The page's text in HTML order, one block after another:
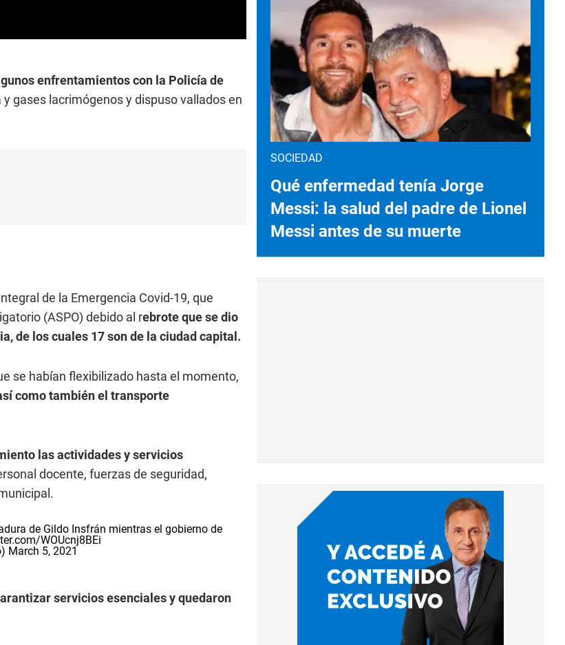
enfrentamientos con la Policía de
gases lacrimógenos y dispuso vallados en
de la Emergencia Covid-19, que
(ASPO) debido al rebrote que se dio
de los cuales 17 son de la ciudad capital.
se habían flexibilizado hasta el momento,
como también el transporte
las actividades y servicios
docente, fuerzas de seguridad,
de Gildo Insfrán mientras el gobierno de
WOUcnj8BEi
March 5, 2021
servicios esenciales y quedaron
SOCIEDAD
Qué enfermedad tenía Jorge
Messi: la salud del padre de Lionel
Messi antes de su muerte